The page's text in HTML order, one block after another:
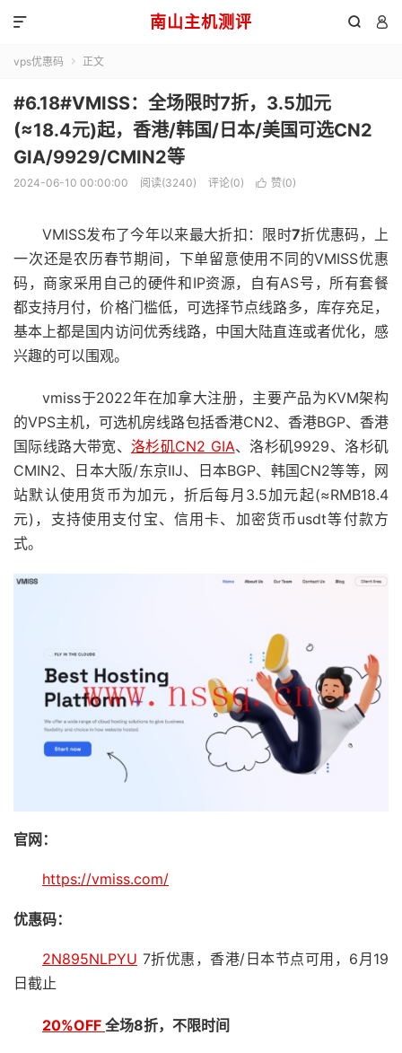
南山主机测评  

vps优惠码  正文
#6.18#VMISS：全场限时7折，3.5加元
(≈18.4元)起，香港/韩国/日本/美国可选CN2
GIA/9929/CMIN2等
2024-06-10 00:00:00 阅读(3240) 评论(0)  赞(0)
VMISS发布了今年以来最大折扣：限时7折优惠码，上
一次还是农历春节期间，下单留意使用不同的VMISS优惠
码，商家采用自己的硬件和IP资源，自有AS号，所有套餐
都支持月付，价格门槛低，可选择节点线路多，库存充足，
基本上都是国内访问优秀线路，中国大陆直连或者优化，感
兴趣的可以围观。
vmiss于2022年在加拿大注册，主要产品为KVM架构
的VPS主机，可选机房线路包括香港CN2、香港BGP、香港
国际线路大带宽、洛杉矶CN2 GIA、洛杉矶9929、洛杉矶
CMIN2、日本大阪/东京IIJ、日本BGP、韩国CN2等等，网
站默认使用货币为加元，折后每月3.5加元起(≈RMB18.4
元)，支持使用支付宝、信用卡、加密货币usdt等付款方
式。
官网：
https://vmiss.com/
优惠码：
2N895NLPYU 7折优惠，香港/日本节点可用，6月19
日截止
20%OFF 全场8折，不限时间